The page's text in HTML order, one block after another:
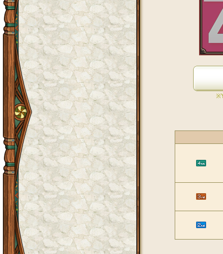
※